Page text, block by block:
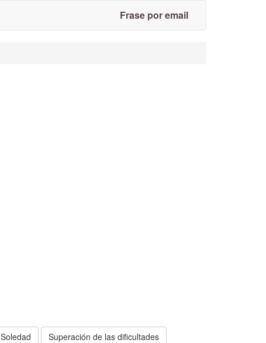
Frase por email
Soledad
Superación de las dificultades